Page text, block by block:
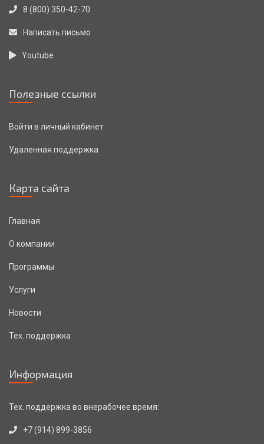
8 (800) 350-42-70
Написать письмо
Youtube
Полезные ссылки
Войти в личный кабинет
Удаленная поддержка
Карта сайта
Главная
О компании
Программы
Услуги
Новости
Тех. поддержка
Информация
Тех. поддержка во внерабочее время:
+7 (914) 899-3856